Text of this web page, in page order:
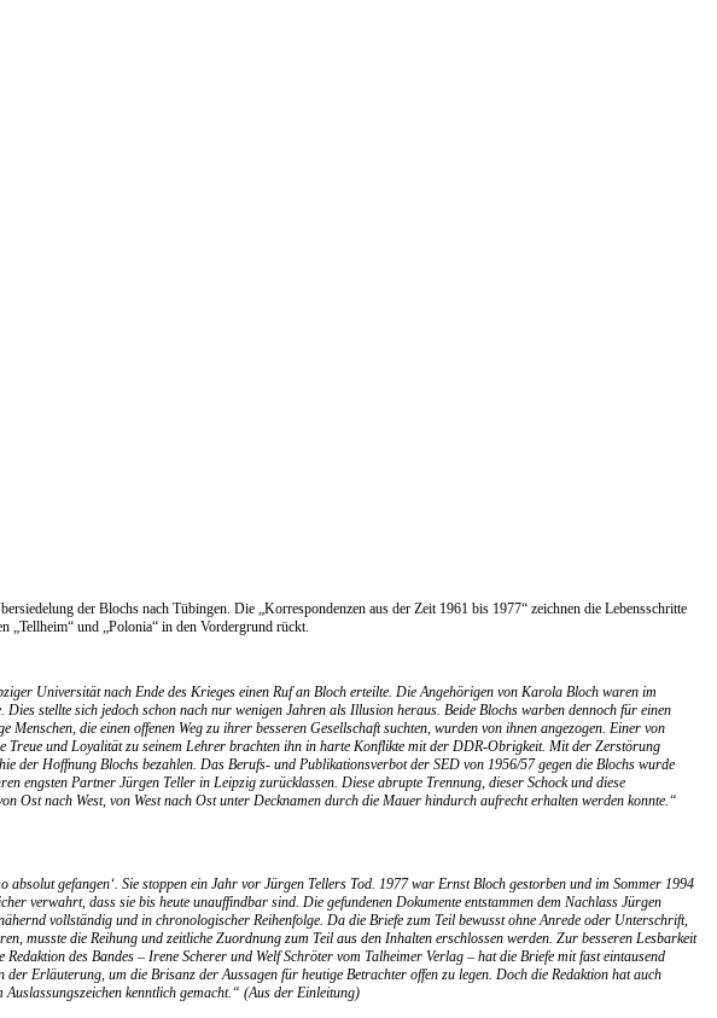
der Blochs nach Tübingen. Die „Korrespondenzen aus der Zeit 1961 bis 1977“ zeichnen die Lebensschritte
„Tellheim“ und „Polonia“ in den Vordergrund rückt.
Universität nach Ende des Krieges einen Ruf an Bloch erteilte. Die Angehörigen von Karola Bloch waren im
stellte sich jedoch schon nach nur wenigen Jahren als Illusion heraus. Beide Blochs warben dennoch für einen
die einen offenen Weg zu ihrer besseren Gesellschaft suchten, wurden von ihnen angezogen. Einer von
und Loyalität zu seinem Lehrer brachten ihn in harte Konflikte mit der DDR-Obrigkeit. Mit der Zerstörung
der Hoffnung Blochs bezahlen. Das Berufs- und Publikationsverbot der SED von 1956/57 gegen die Blochs wurde
engsten Partner Jürgen Teller in Leipzig zurücklassen. Diese abrupte Trennung, dieser Schock und diese
Ost nach West, von West nach Ost unter Decknamen durch die Mauer hindurch aufrecht erhalten werden konnte.“
gefangen‘. Sie stoppen ein Jahr vor Jürgen Tellers Tod. 1977 war Ernst Bloch gestorben und im Sommer 1994
verwahrt, dass sie bis heute unauffindbar sind. Die gefundenen Dokumente entstammen dem Nachlass Jürgen
vollständig und in chronologischer Reihenfolge. Da die Briefe zum Teil bewusst ohne Anrede oder Unterschrift,
musste die Reihung und zeitliche Zuordnung zum Teil aus den Inhalten erschlossen werden. Zur besseren Lesbarkeit
des Bandes – Irene Scherer und Welf Schröter vom Talheimer Verlag – hat die Briefe mit fast eintausend
Erläuterung, um die Brisanz der Aussagen für heutige Betrachter offen zu legen. Doch die Redaktion hat auch
kenntlich gemacht.“ (Aus der Einleitung)